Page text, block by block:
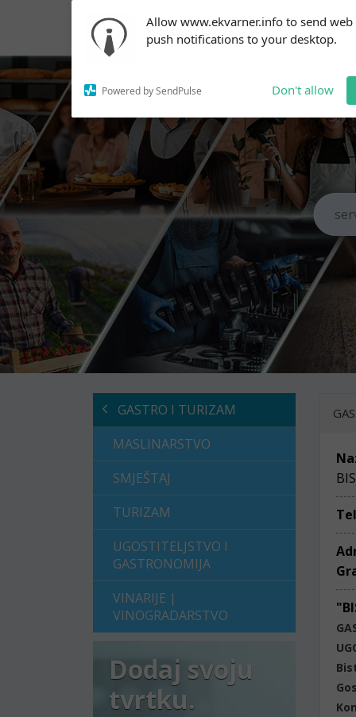
Allow www.ekvarner.info to send web
push notifications to your desktop.
Powered by SendPulse Don't allow
notifications!
To enable permission prompts, click
on the notification icon
GASTRO I TURIZAM
MASLINARSTVO
SMJEŠTAJ
TURIZAM
UGOSTITELJSTVO I
GASTRONOMIJA
VINARIJE |
VINOGRADARSTVO
Dodaj svoju
tvrtku.